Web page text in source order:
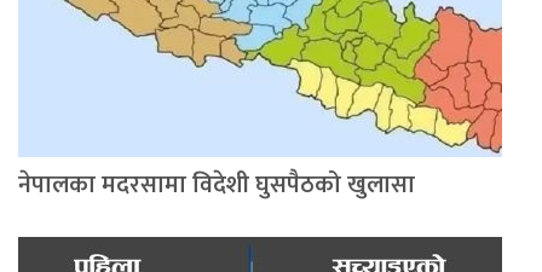
नेपालका मदरसामा विदेशी घुसपैठको खुलासा